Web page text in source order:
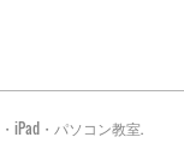
iPad・パソコン教室.